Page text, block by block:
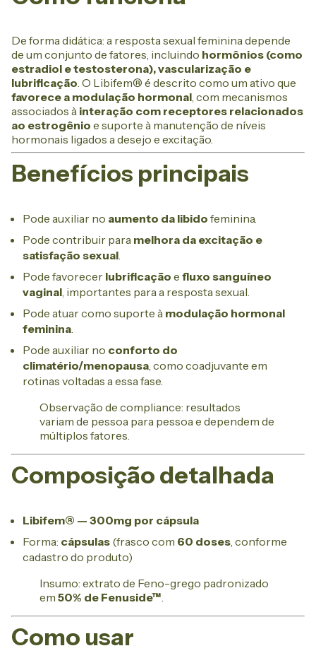
De forma didática: a resposta sexual feminina depende
de um conjunto de fatores, incluindo hormônios (como
estradiol e testosterona), vascularização e
lubrificação. O Libifem® é descrito como um ativo que
favorece a modulação hormonal, com mecanismos
associados à interação com receptores relacionados
ao estrogênio e suporte à manutenção de níveis
hormonais ligados a desejo e excitação.
Benefícios principais
Pode auxiliar no aumento da libido feminina.
Pode contribuir para melhora da excitação e
satisfação sexual.
Pode favorecer lubrificação e fluxo sanguíneo
vaginal, importantes para a resposta sexual.
Pode atuar como suporte à modulação hormonal
feminina.
Pode auxiliar no conforto do
climatério/menopausa, como coadjuvante em
rotinas voltadas a essa fase.
Observação de compliance: resultados
variam de pessoa para pessoa e dependem de
múltiplos fatores.
Composição detalhada
Libifem® — 300mg por cápsula
Forma: cápsulas (frasco com 60 doses, conforme
cadastro do produto)
Insumo: extrato de Feno-grego padronizado
em 50% de Fenuside™.
Como usar